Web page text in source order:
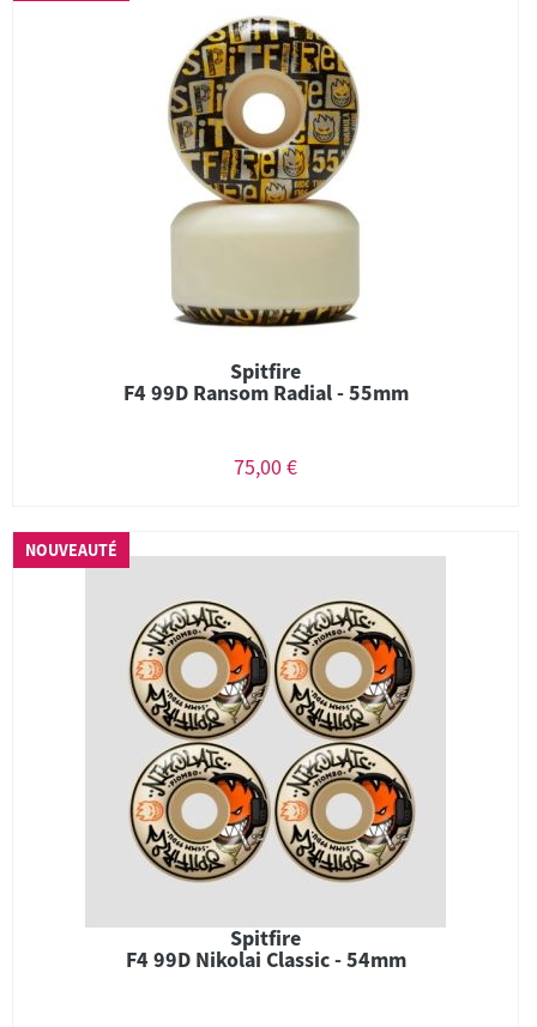
Spitfire
F4 99D Ransom Radial - 55mm
75,00 €
NOUVEAUTÉ
Spitfire
F4 99D Nikolai Classic - 54mm